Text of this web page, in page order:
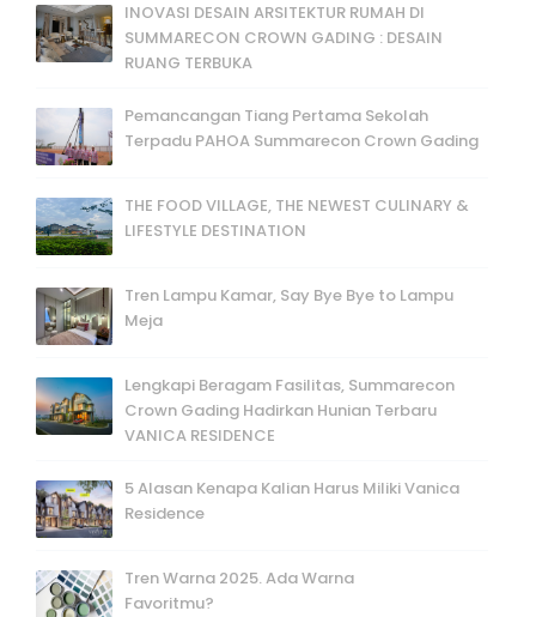
INOVASI DESAIN ARSITEKTUR RUMAH DI
SUMMARECON CROWN GADING : DESAIN
RUANG TERBUKA
Pemancangan Tiang Pertama Sekolah
Terpadu PAHOA Summarecon Crown Gading
THE FOOD VILLAGE, THE NEWEST CULINARY &
LIFESTYLE DESTINATION
Tren Lampu Kamar, Say Bye Bye to Lampu
Meja
Lengkapi Beragam Fasilitas, Summarecon
Crown Gading Hadirkan Hunian Terbaru
VANICA RESIDENCE
5 Alasan Kenapa Kalian Harus Miliki Vanica
Residence
Tren Warna 2025. Ada Warna
Favoritmu?